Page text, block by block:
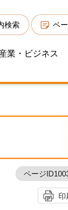
検索 ペ
業・ビジネス
ページ
印